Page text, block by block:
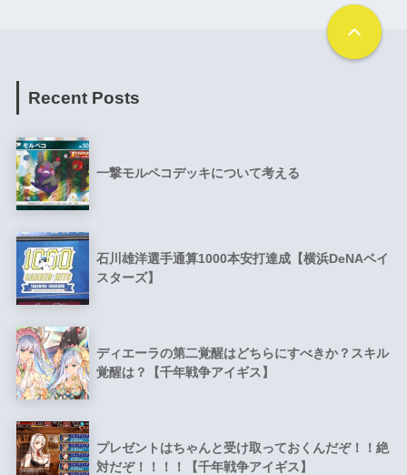
Recent Posts
一撃モルペコデッキについて考える
石川雄洋選手通算1000本安打達成【横浜DeNAベイ
スターズ】
ディエーラの第二覚醒はどちらにすべきか？スキル
覚醒は？【千年戦争アイギス】
プレゼントはちゃんと受け取っておくんだぞ！！絶
対だぞ！！！！【千年戦争アイギス】